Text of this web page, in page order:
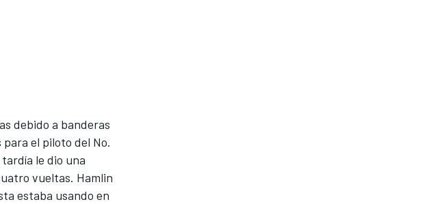
debido a banderas
el piloto del No.
le dio una
vueltas. Hamlin
estaba usando en